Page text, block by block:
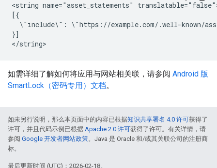
<string name="asset_statements"
[{
\"include\": \"https://example.com/.well-known/
}]
如需详细了解如何将应用与网站相关联，请参阅 Android 版
SmartLock（密码专用）文档。
如未另行说明，那么本页面中的内容已根据知识共享署名 4.0 许可获得了
许可，并且代码示例已根据 Apache 2.0 许可获得了许可。有关详情，请
参阅 Google 开发者网站政策。Java 是 Oracle 和/或其关联公司的注册商
标。
最后更新时间 (UTC)：2026-02-18。